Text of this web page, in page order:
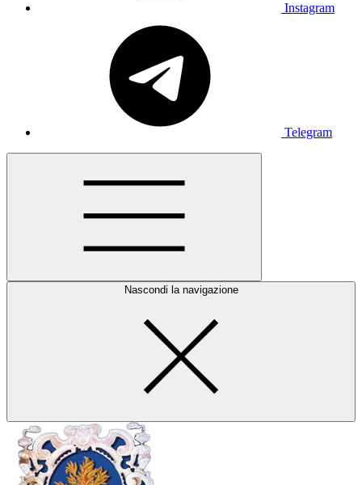
Instagram
Telegram
Nascondi la navigazione